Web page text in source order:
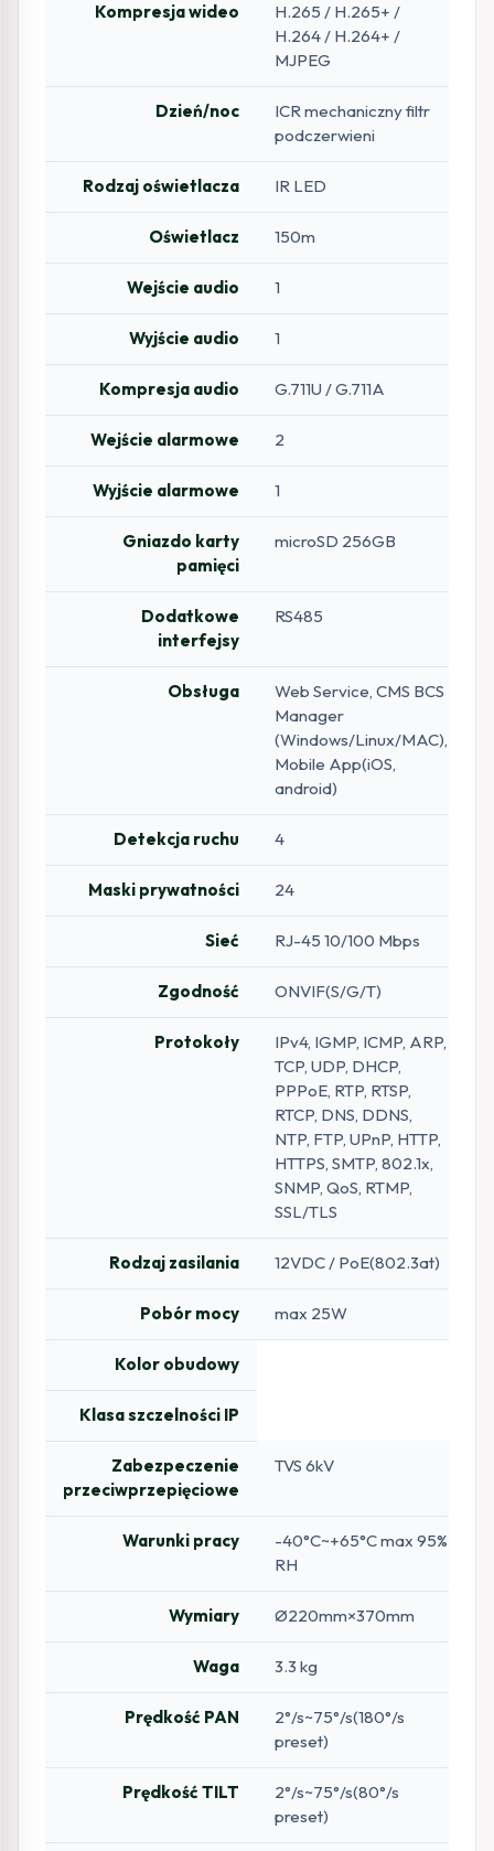
Kompresja wideo
H.265 / H.265+ /
H.264 / H.264+ /
MJPEG
Dzień/noc
ICR mechaniczny filtr
podczerwieni
Rodzaj oświetlacza IR LED
Oświetlacz 150m
Wejście audio 1
Wyjście audio 1
Kompresja audio G.711U / G.711A
Wejście alarmowe 2
Wyjście alarmowe 1
Gniazdo karty
pamięci
microSD 256GB
Dodatkowe
interfejsy
RS485
Obsługa
Web Service, CMS BCS
Manager
(Windows/Linux/MAC),
Mobile App(iOS,
android)
Detekcja ruchu 4
Maski prywatności 24
Sieć RJ-45 10/100 Mbps
Zgodność ONVIF(S/G/T)
Protokoły
IPv4, IGMP, ICMP, ARP,
TCP, UDP, DHCP,
PPPoE, RTP, RTSP,
RTCP, DNS, DDNS,
NTP, FTP, UPnP, HTTP,
HTTPS, SMTP, 802.1x,
SNMP, QoS, RTMP,
SSL/TLS
Rodzaj zasilania 12VDC / PoE(802.3at)
Pobór mocy max 25W
Kolor obudowy
Klasa szczelności IP
Zabezpeczenie
przeciwprzepięciowe
TVS 6kV
Warunki pracy
-40°C~+65°C max 95%
RH
Wymiary Ø220mm×370mm
Waga 3.3 kg
Prędkość PAN
2°/s~75°/s(180°/s
preset)
Prędkość TILT
2°/s~75°/s(80°/s
preset)